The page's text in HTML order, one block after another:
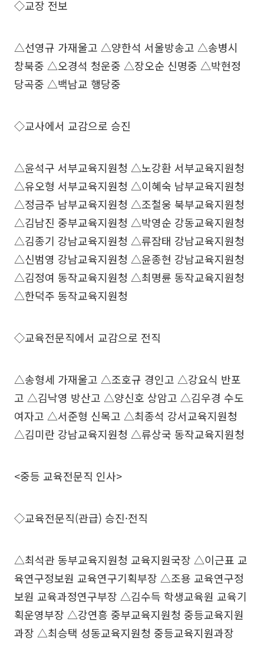
◇교장 전보
△선영규 가재울고 △양한석 서울방송고 △송병시
창북중 △오경석 청운중 △장오순 신명중 △박현정
당곡중 △백남교 행당중
◇교사에서 교감으로 승진
△윤석구 서부교육지원청 △노강환 서부교육지원청
△유오형 서부교육지원청 △이혜숙 남부교육지원청
△정금주 남부교육지원청 △조철웅 북부교육지원청
△김남진 중부교육지원청 △박영순 강동교육지원청
△김종기 강남교육지원청 △류잠태 강남교육지원청
△신범영 강남교육지원청 △윤종현 강남교육지원청
△김정여 동작교육지원청 △최명륜 동작교육지원청
△한덕주 동작교육지원청
◇교육전문직에서 교감으로 전직
△송형세 가재울고 △조호규 경인고 △강요식 반포
고 △김낙영 방산고 △양신호 상암고 △김우경 수도
여자고 △서준형 신목고 △최종석 강서교육지원청
△김미란 강남교육지원청 △류상국 동작교육지원청
<중등 교육전문직 인사>
◇교육전문직(관급) 승진·전직
△최석관 동부교육지원청 교육지원국장 △이근표 교
육연구정보원 교육연구기획부장 △조용 교육연구정
보원 교육과정연구부장 △김수득 학생교육원 교육기
획운영부장 △강연흥 중부교육지원청 중등교육지원
과장 △최승택 성동교육지원청 중등교육지원과장